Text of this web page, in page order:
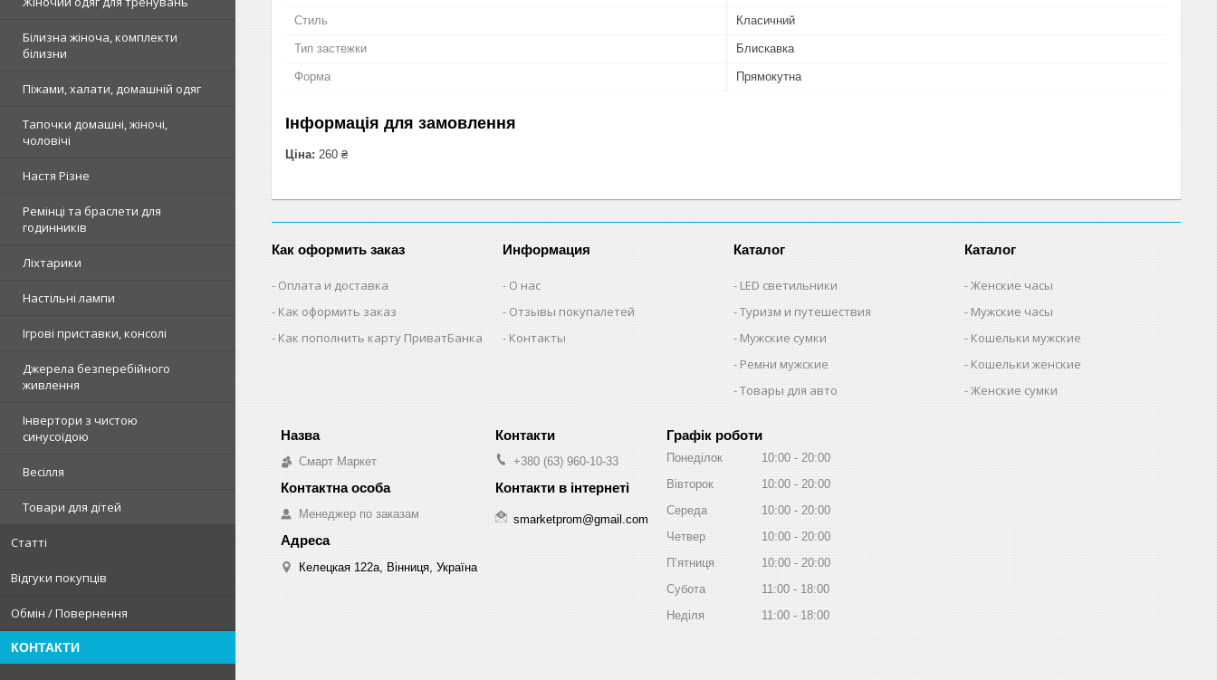
Білизна жіноча, комплекти
білизни
Піжами, халати, домашній одяг
Тапочки домашні, жіночі,
чоловічі
Настя Різне
Ремінці та браслети для
годинників
Ліхтарики
Настільні лампи
Ігрові приставки, консолі
Джерела безперебійного
живлення
Інвертори з чистою
синусоїдою
Весілля
Товари для дітей
Статті
Відгуки покупців
Обмін / Повернення
КОНТАКТИ
Стиль Класичний
Тип застежки Блискавка
Форма Прямокутна
Інформація для замовлення
Ціна: 260 ₴
Как оформить заказ
Оплата и доставка
Как оформить заказ
Как пополнить карту ПриватБанка
Информация
О нас
Отзывы покупалетей
Контакты
Каталог
LED светильники
Туризм и путешествия
Мужские сумки
Ремни мужские
Товары для авто
Каталог
Женские часы
Мужские часы
Кошельки мужские
Кошельки женские
Женские сумки
Смарт Маркет
Менеджер по заказам
Келецкая 122а, Вінниця, Україна
+380 (63) 960-10-33
smarketprom@gmail.com
Графік роботи
Понеділок 10:00
20:00
Вівторок
10:00
20:00
Середа
10:00
20:00
Четвер
10:00
20:00
Пʼятниця
10:00
20:00
Субота
11:00
18:00
Неділя
11:00 18:00